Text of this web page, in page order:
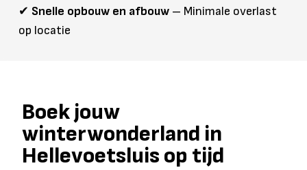
✔ Snelle opbouw en afbouw – Minimale overlast
op locatie
Boek jouw
winterwonderland in
Hellevoetsluis op tijd